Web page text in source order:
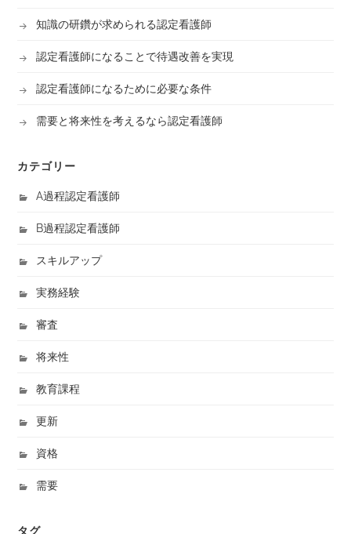
知識の研鑽が求められる認定看護師
認定看護師になることで待遇改善を実現
認定看護師になるために必要な条件
需要と将来性を考えるなら認定看護師
カテゴリー
A過程認定看護師
B過程認定看護師
スキルアップ
実務経験
審査
将来性
教育課程
更新
資格
需要
タグ